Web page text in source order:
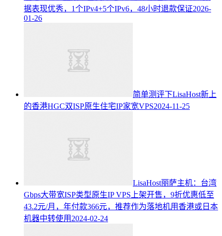
据表现优秀，1个IPv4+5个IPv6，48小时退款保证2026-
01-26
简单测评下LisaHost新上
的香港HGC双ISP原生住宅IP家宽VPS2024-11-25
LisaHost丽萨主机：台湾
Gbps大带宽ISP类型原生IP VPS上架开售，9折优惠低至
43.2元/月，年付款366元，推荐作为落地机用香港或日本
机器中转使用 2024-02-24